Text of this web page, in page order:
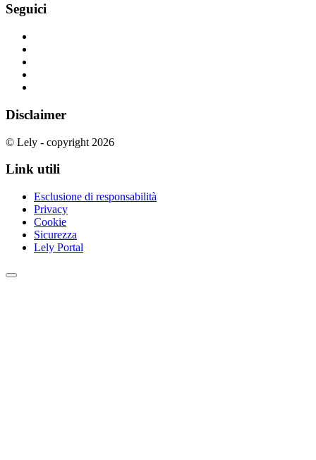
Seguici
Disclaimer
© Lely - copyright 2026
Link utili
Esclusione di responsabilità
Privacy
Cookie
Sicurezza
Lely Portal